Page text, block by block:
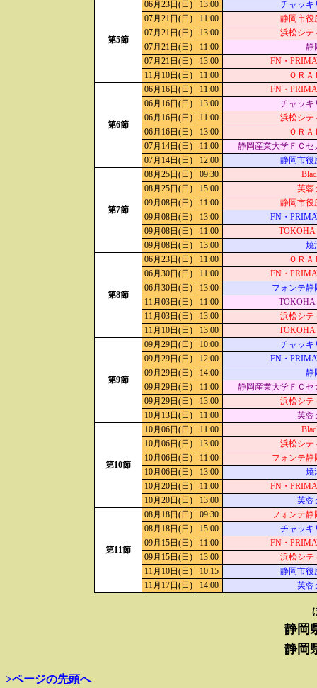
第5節
06月23日(日) 13:00
チャッキ
07月21日(日)
11:00
静岡市役
07月21日(日)
13:00
浜松シテ
07月21日(日)
11:00
静
07月21日(日)
13:00
FN・
11月10日(日)
11:00 ＯＲＡ
第6節
06月16日(日) 11:00
FN・
06月16日(日)
13:00
チャッキ
06月16日(日)
11:00
浜松シテ
06月16日(日)
13:00
ＯＲＡ
07月14日(日)
11:00
静岡産業大学ＦＣセ
07月14日(日)
12:00 静岡市役
第7節
08月25日(日) 09:30
08月25日(日)
15:00
芙蓉
09月08日(日)
11:00
静岡市役
09月08日(日)
13:00
FN・
09月08日(日)
11:00
TOKOHA
09月08日(日)
13:00 焼
第8節
06月23日(日) 11:00
ＯＲＡ
06月30日(日)
11:00
FN・
06月30日(日)
13:00
フォンテ静
11月03日(日)
11:00
TOKOHA
11月03日(日)
13:00
浜松シテ
11月10日(日)
13:00 TOKOHA
第9節
09月29日(日) 10:00
チャッキ
09月29日(日)
12:00
FN・
09月29日(日)
14:00
静
09月29日(日)
11:00
静岡産業大学ＦＣセ
09月29日(日)
13:00
浜松シテ
10月13日(日)
11:00 芙蓉
第10節
10月06日(日) 11:00
10月06日(日)
13:00
浜松シテ
10月06日(日)
11:00
フォンテ静
10月06日(日)
13:00
焼
10月20日(日)
11:00
FN・
10月20日(日)
13:00 芙蓉
第11節
08月18日(日) 09:30
フォンテ静
08月18日(日)
15:00
チャッキ
09月15日(日)
11:00
FN・
09月15日(日)
13:00
浜松シテ
11月10日(日)
10:15
静岡市役
11月17日(日)
14:00 芙蓉
静岡
静岡
>ページの先頭へ